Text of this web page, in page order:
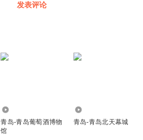
发表评论
青岛-青岛葡萄酒博物
馆
青岛-青岛北天幕城